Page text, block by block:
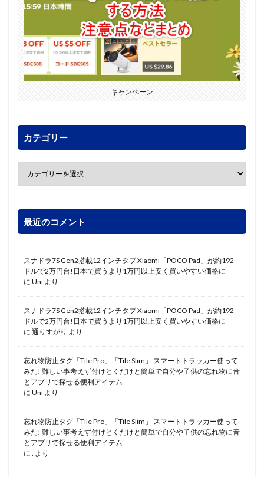
キャンペーン
カテゴリー
最近のコメント
スナドラ7S Gen2搭載12インチタブ Xiaomi「POCO Pad」が約192
ドルで2万円台!日本で買うより1万円以上安く買いやすい価格に
に Uni より
スナドラ7S Gen2搭載12インチタブ Xiaomi「POCO Pad」が約192
ドルで2万円台!日本で買うより1万円以上安く買いやすい価格に
に 通りすがり より
忘れ物防止タグ「Tile Pro」「Tile Slim」 スマートトラッカー使って
みた! 難しい事考えず付けとくだけと簡単で自分や子供の忘れ物に音
とアプリで探せる便利アイテム
に Uni より
忘れ物防止タグ「Tile Pro」「Tile Slim」 スマートトラッカー使って
みた! 難しい事考えず付けとくだけと簡単で自分や子供の忘れ物に音
とアプリで探せる便利アイテム
に . より